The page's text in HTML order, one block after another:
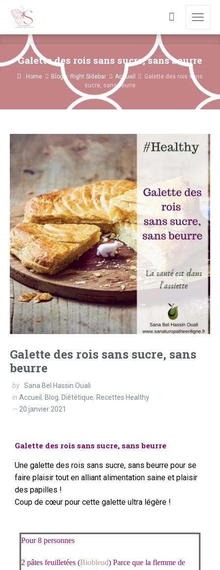
Galette des rois sans sucre, sans beurre
Home Blog – Right Sidebar Accueil
Galette des rois sans
sucre, sans beurre
Galette des rois sans sucre, sans
beurre
by Sana Bel Hassin Ouali
in Accueil , Blog, Diététique, Recettes Healthy
20 janvier 2021
Galette des rois sans sucre, sans beurre
Une galette des rois sans sucre, sans beurre pour se
faire plaisir tout en alliant alimentation saine et plaisir
des papilles !
Coup de cœur pour cette galette ultra légère !
Pour 8 personnes
2 pâtes feuilletées (Biobleud) Parce que la flemme de